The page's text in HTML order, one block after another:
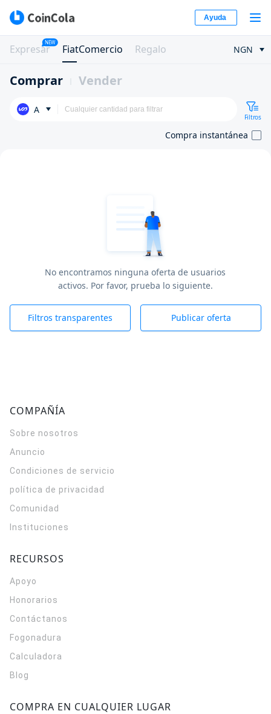
Ayuda
Expresar
NEW
FiatComercio Regalo NGN
Comprar Vender
A
Filtros
Compra instantánea
No encontramos ninguna oferta de usuarios
activos. Por favor, prueba lo siguiente.
Filtros transparentes Publicar oferta
COMPAÑÍA
Sobre nosotros
Anuncio
Condiciones de servicio
política de privacidad
Comunidad
Instituciones
RECURSOS
Apoyo
Honorarios
Contáctanos
Fogonadura
Calculadora
Blog
COMPRA EN CUALQUIER LUGAR